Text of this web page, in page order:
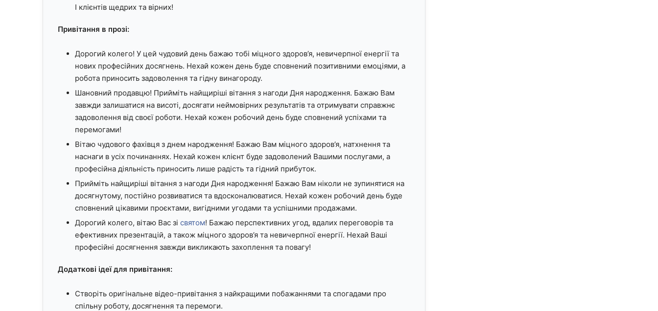
І клієнтів щедрих та вірних!
Привітання в прозі:
Дорогий колего! У цей чудовий день бажаю тобі міцного здоров’я, невичерпної енергії та
нових професійних досягнень. Нехай кожен день буде сповнений позитивними емоціями, а
робота приносить задоволення та гідну винагороду.
Шановний продавцю! Прийміть найщиріші вітання з нагоди Дня народження. Бажаю Вам
завжди залишатися на висоті, досягати неймовірних результатів та отримувати справжнє
задоволення від своєї роботи. Нехай кожен робочий день буде сповнений успіхами та
перемогами!
Вітаю чудового фахівця з днем народження! Бажаю Вам міцного здоров’я, натхнення та
наснаги в усіх починаннях. Нехай кожен клієнт буде задоволений Вашими послугами, а
професійна діяльність приносить лише радість та гідний прибуток.
Прийміть найщиріші вітання з нагоди Дня народження! Бажаю Вам ніколи не зупинятися на
досягнутому, постійно розвиватися та вдосконалюватися. Нехай кожен робочий день буде
сповнений цікавими проєктами, вигідними угодами та успішними продажами.
Дорогий колего, вітаю Вас зі святом! Бажаю перспективних угод, вдалих переговорів та
ефективних презентацій, а також міцного здоров’я та невичерпної енергії. Нехай Ваші
професійні досягнення завжди викликають захоплення та повагу!
Додаткові ідеї для привітання:
Створіть оригінальне відео-привітання з найкращими побажаннями та спогадами про
спільну роботу, досягнення та перемоги.